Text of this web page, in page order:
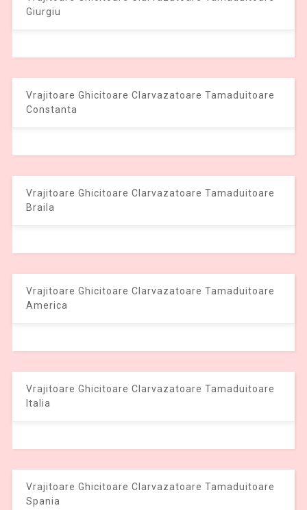
Giurgiu
Vrajitoare Ghicitoare Clarvazatoare Tamaduitoare
Constanta
Vrajitoare Ghicitoare Clarvazatoare Tamaduitoare
Braila
Vrajitoare Ghicitoare Clarvazatoare Tamaduitoare
America
Vrajitoare Ghicitoare Clarvazatoare Tamaduitoare
Italia
Vrajitoare Ghicitoare Clarvazatoare Tamaduitoare
Spania